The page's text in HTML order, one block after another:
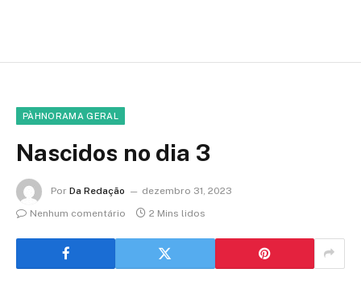
PÀHNORAMA GERAL
Nascidos no dia 3
Por Da Redação
dezembro 31, 2023
Nenhum comentário
2 Mins lidos